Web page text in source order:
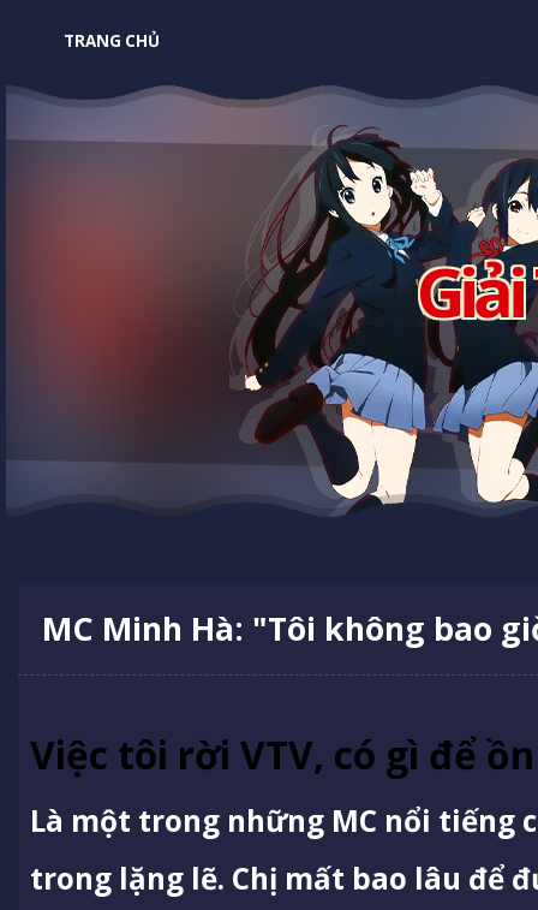
TRANG CHỦ
MC Minh Hà: "Tôi không bao
Việc tôi rời VTV, có gì để
Là một trong những MC nổi tiếng
trong lặng lẽ. Chị mất bao lâu để